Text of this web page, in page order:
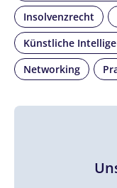
Insolvenzrecht
Künstliche
Networking